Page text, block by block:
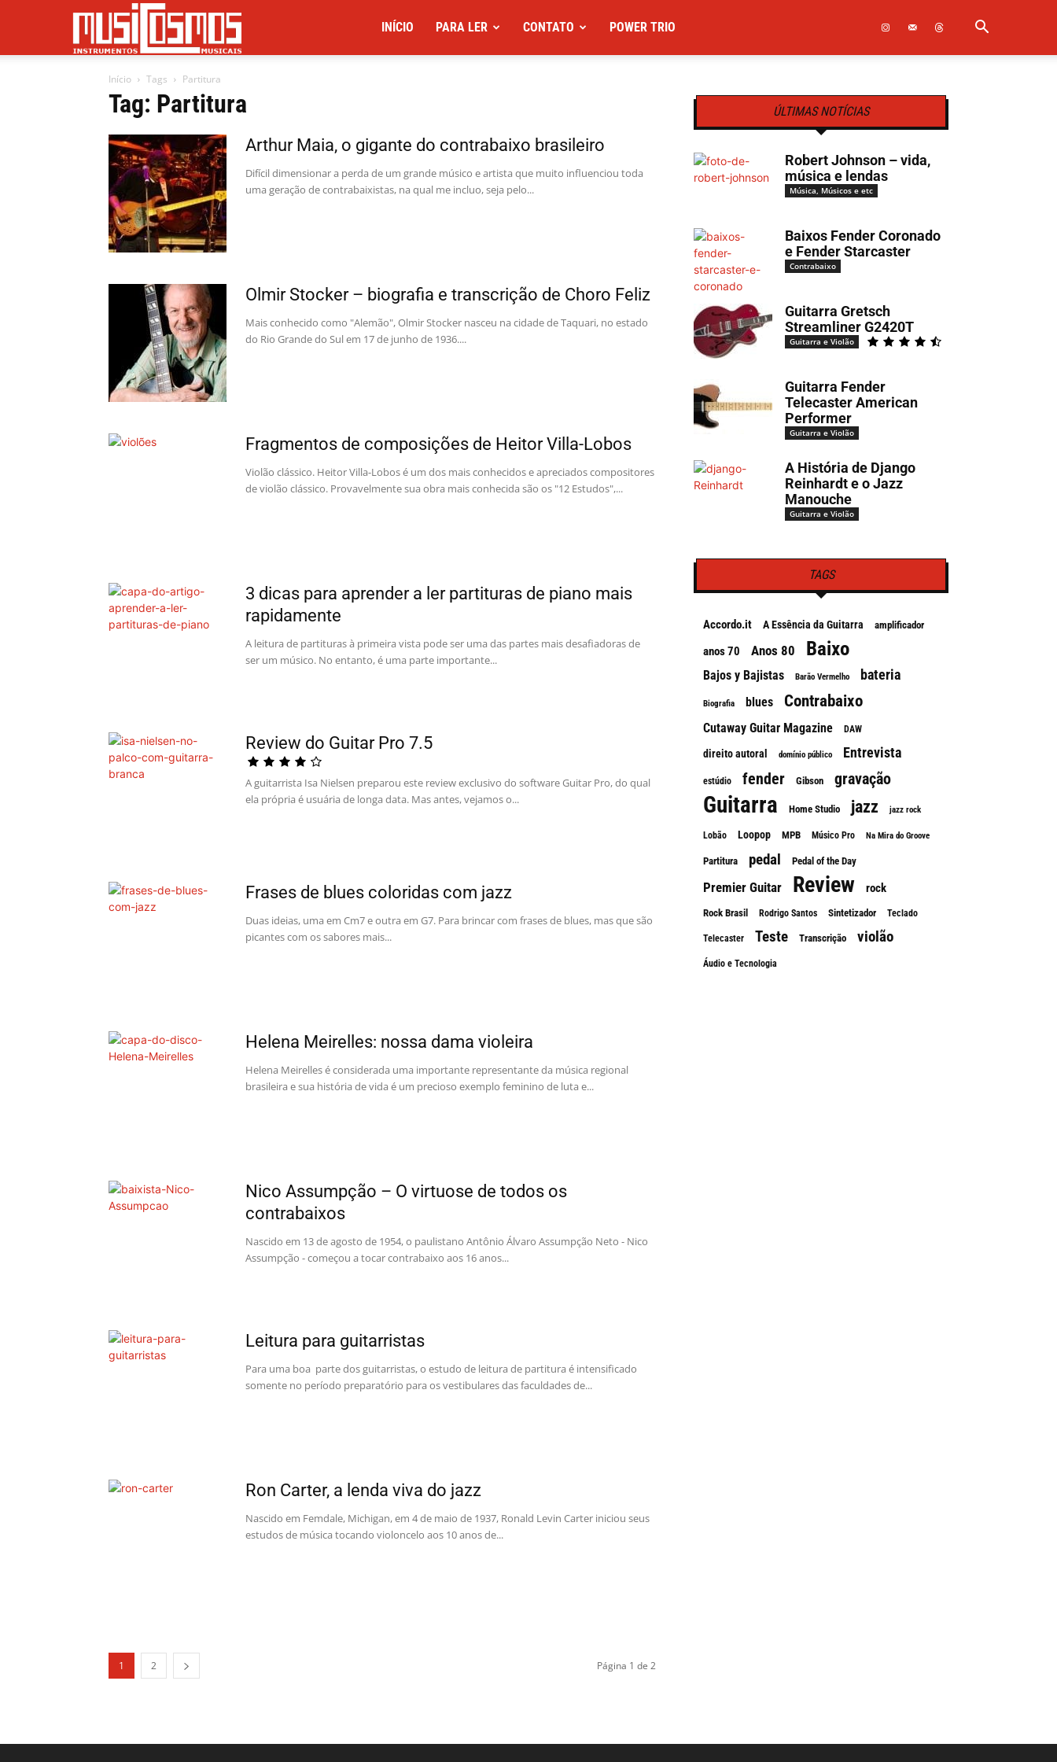
Musicosmos INÍCIO PARA LER CONTATO POWER TRIO
Início Tags Partitura
Tag: Partitura
Arthur Maia, o gigante do contrabaixo brasileiro
Difícil dimensionar a perda de um grande músico e artista que muito influenciou toda
uma geração de contrabaixistas, na qual me incluo, seja pelo...
Olmir Stocker – biografia e transcrição de Choro Feliz
Mais conhecido como "Alemão", Olmir Stocker nasceu na cidade de Taquari, no estado
do Rio Grande do Sul em 17 de junho de 1936....
Fragmentos de composições de Heitor Villa-Lobos
Violão clássico. Heitor Villa-Lobos é um dos mais conhecidos e apreciados compositores
de violão clássico. Provavelmente sua obra mais conhecida são os "12 Estudos",...
3 dicas para aprender a ler partituras de piano mais
rapidamente
A leitura de partituras à primeira vista pode ser uma das partes mais desafiadoras de
ser um músico. No entanto, é uma parte importante...
Review do Guitar Pro 7.5
A guitarrista Isa Nielsen preparou este review exclusivo do software Guitar Pro, do qual
ela própria é usuária de longa data. Mas antes, vejamos o...
Frases de blues coloridas com jazz
Duas ideias, uma em Cm7 e outra em G7. Para brincar com frases de blues, mas que são
picantes com os sabores mais...
Helena Meirelles: nossa dama violeira
Helena Meirelles é considerada uma importante representante da música regional
brasileira e sua história de vida é um precioso exemplo feminino de luta e...
Nico Assumpção – O virtuose de todos os
contrabaixos
Nascido em 13 de agosto de 1954, o paulistano Antônio Álvaro Assumpção Neto - Nico
Assumpção - começou a tocar contrabaixo aos 16 anos...
Leitura para guitarristas
Para uma boa parte dos guitarristas, o estudo de leitura de partitura é intensificado
somente no período preparatório para os vestibulares das faculdades de...
Ron Carter, a lenda viva do jazz
Nascido em Femdale, Michigan, em 4 de maio de 1937, Ronald Levin Carter iniciou seus
estudos de música tocando violoncelo aos 10 anos de...
1 2 Página 1 de 2
ÚLTIMAS NOTÍCIAS
Robert Johnson – vida,
música e lendas
Música, Músicos e etc
Baixos Fender Coronado
e Fender Starcaster
Contrabaixo
Guitarra Gretsch
Streamliner G2420T
Guitarra e Violão
Guitarra Fender
Telecaster American
Performer
Guitarra e Violão
A História de Django
Reinhardt e o Jazz
Manouche
Guitarra e Violão
TAGS
Accordo.it A Essência da Guitarra amplificador
anos 70 Anos 80 Baixo
Bajos y Bajistas Barão Vermelho bateria
Biografia blues Contrabaixo
Cutaway Guitar Magazine DAW
direito autoral domínio público Entrevista
estúdio fender Gibson gravação
Guitarra Home Studio jazz jazz rock
Lobão Loopop MPB Músico Pro Na Mira do Groove
Partitura pedal Pedal of the Day
Premier Guitar Review rock
Rock Brasil Rodrigo Santos Sintetizador Teclado
Telecaster Teste Transcrição violão
Áudio e Tecnologia